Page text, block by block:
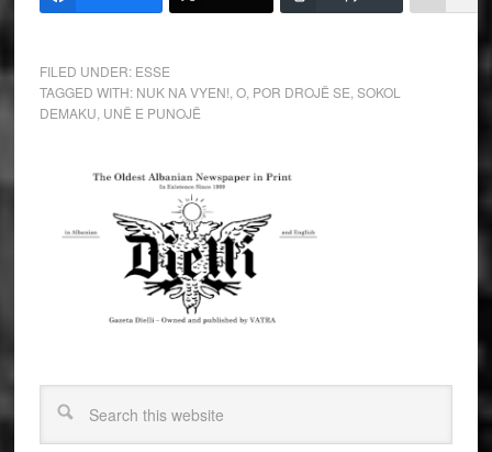
FILED UNDER: ESSE
TAGGED WITH: NUK NA VYEN! O, POR DROJË SE SOKOL
DEMAKU UNË E PUNOJË